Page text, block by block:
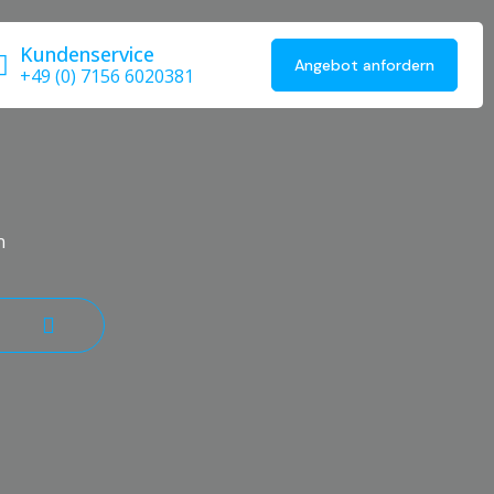
Kundenservice
+49 (0) 7156 6020381 Angebot anfordern
Suche